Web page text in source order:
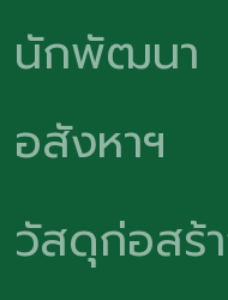
นักพัฒนา
อสังหาฯ
วัสดุก่อสร้